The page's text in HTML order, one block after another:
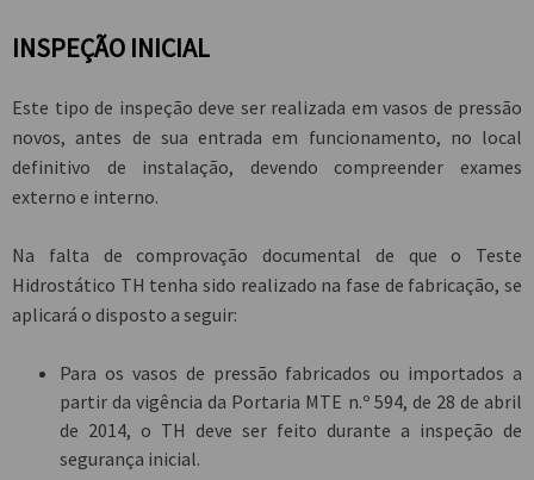
INSPEÇÃO INICIAL
Este tipo de inspeção deve ser realizada em vasos de pressão
novos, antes de sua entrada em funcionamento, no local
definitivo de instalação, devendo compreender exames
externo e interno.
Na falta de comprovação documental de que o Teste
Hidrostático TH tenha sido realizado na fase de fabricação, se
aplicará o disposto a seguir:
Para os vasos de pressão fabricados ou importados a
partir da vigência da Portaria MTE n.º 594, de 28 de abril
de 2014, o TH deve ser feito durante a inspeção de
segurança inicial.